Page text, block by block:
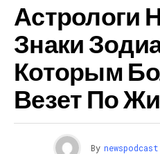
Астрологи
Знаки
Которым
Везет По
By newspodcast